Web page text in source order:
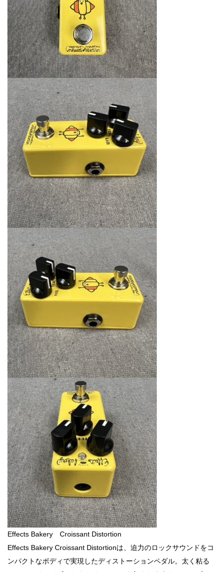
Effects Bakery Croissant Distortion
Effects Bakery Croissant Distortionは、迫力のロックサウンドをコ
ンパクトなボディで実現したディストーションペダル。太く粘る